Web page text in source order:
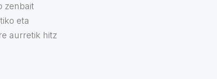
zenbait
eta
aurretik hitz